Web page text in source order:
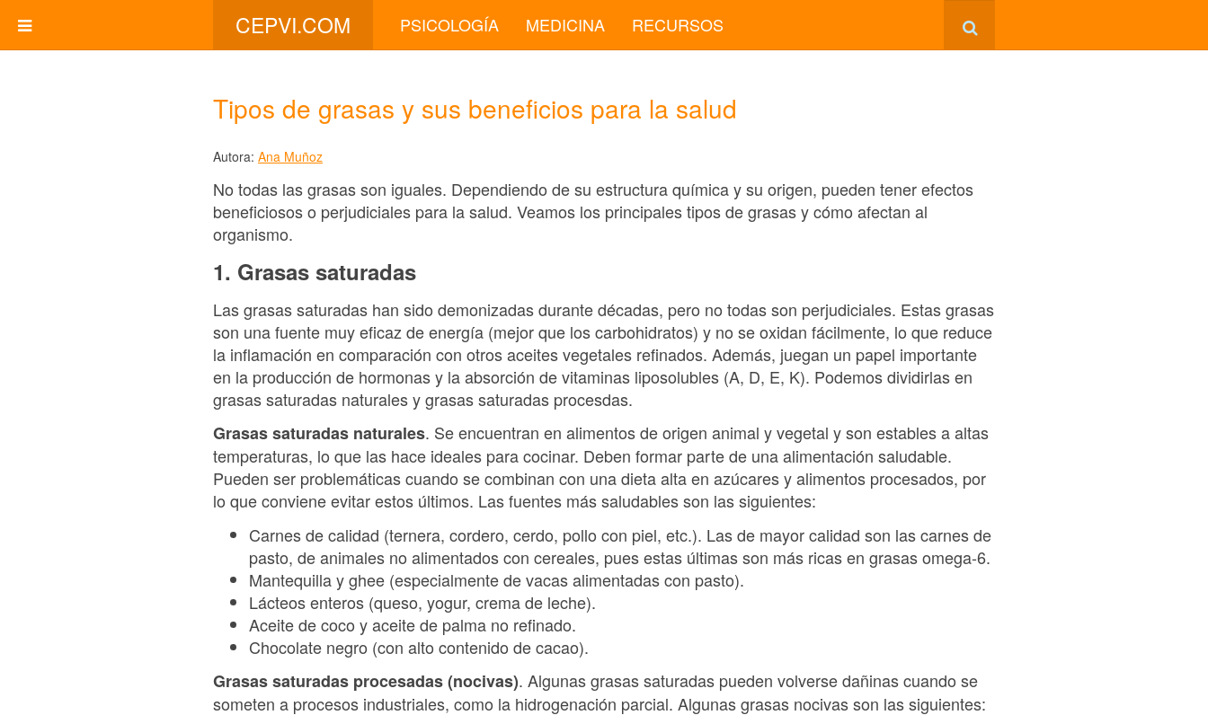
CEPVI.COM PSICOLOGÍA MEDICINA RECURSOS
Tipos de grasas y sus beneficios para la salud
Autora: Ana Muñoz
No todas las grasas son iguales. Dependiendo de su estructura química y su origen, pueden tener efectos
beneficiosos o perjudiciales para la salud. Veamos los principales tipos de grasas y cómo afectan al
organismo.
1. Grasas saturadas
Las grasas saturadas han sido demonizadas durante décadas, pero no todas son perjudiciales. Estas grasas
son una fuente muy eficaz de energía (mejor que los carbohidratos) y no se oxidan fácilmente, lo que reduce
la inflamación en comparación con otros aceites vegetales refinados. Además, juegan un papel importante
en la producción de hormonas y la absorción de vitaminas liposolubles (A, D, E, K). Podemos dividirlas en
grasas saturadas naturales y grasas saturadas procesdas.
Grasas saturadas naturales. Se encuentran en alimentos de origen animal y vegetal y son estables a altas
temperaturas, lo que las hace ideales para cocinar. Deben formar parte de una alimentación saludable.
Pueden ser problemáticas cuando se combinan con una dieta alta en azúcares y alimentos procesados, por
lo que conviene evitar estos últimos. Las fuentes más saludables son las siguientes:
Carnes de calidad (ternera, cordero, cerdo, pollo con piel, etc.). Las de mayor calidad son las carnes de
pasto, de animales no alimentados con cereales, pues estas últimas son más ricas en grasas omega-6.
Mantequilla y ghee (especialmente de vacas alimentadas con pasto).
Lácteos enteros (queso, yogur, crema de leche).
Aceite de coco y aceite de palma no refinado.
Chocolate negro (con alto contenido de cacao).
Grasas saturadas procesadas (nocivas). Algunas grasas saturadas pueden volverse dañinas cuando se
someten a procesos industriales, como la hidrogenación parcial. Algunas grasas nocivas son las siguientes: